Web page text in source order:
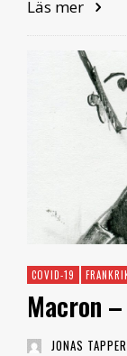
Läs mer
COVID-19
Macron
JONAS TAPPER